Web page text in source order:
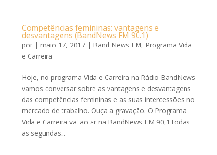
Competências femininas: vantagens e
desvantagens (BandNews FM 90.1)
por | maio 17, 2017| Band News FM, Programa Vida
e Carreira
Hoje, no programa Vida e Carreira na Rádio BandNews
vamos conversar sobre as vantagens e desvantagens
das competências femininas e as suas intercessões no
mercado de trabalho. Ouça a gravação. O Programa
Vida e Carreira vai ao ar na BandNews FM 90,1 todas
as segundas...